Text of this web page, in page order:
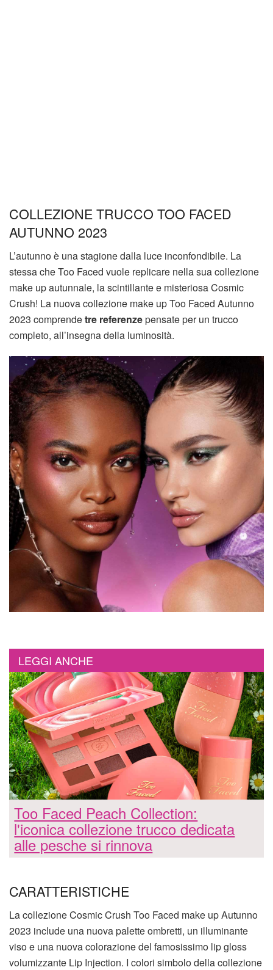
COLLEZIONE TRUCCO TOO FACED
AUTUNNO 2023
L’autunno è una stagione dalla luce inconfondibile. La
stessa che Too Faced vuole replicare nella sua collezione
make up autunnale, la scintillante e misteriosa Cosmic
Crush! La nuova collezione make up Too Faced Autunno
2023 comprendetre referenzepensate per un trucco
completo, all’insegna della luminosità.
LEGGI ANCHE
Too Faced Peach Collection:
l'iconica collezione trucco dedicata
alle pesche si rinnova
CARATTERISTICHE
La collezione Cosmic Crush Too Faced make up Autunno
2023 include una nuova palette ombretti, un illuminante
viso e una nuova colorazione del famosissimo lip gloss
volumizzante Lip Injection. I colori simbolo della collezione